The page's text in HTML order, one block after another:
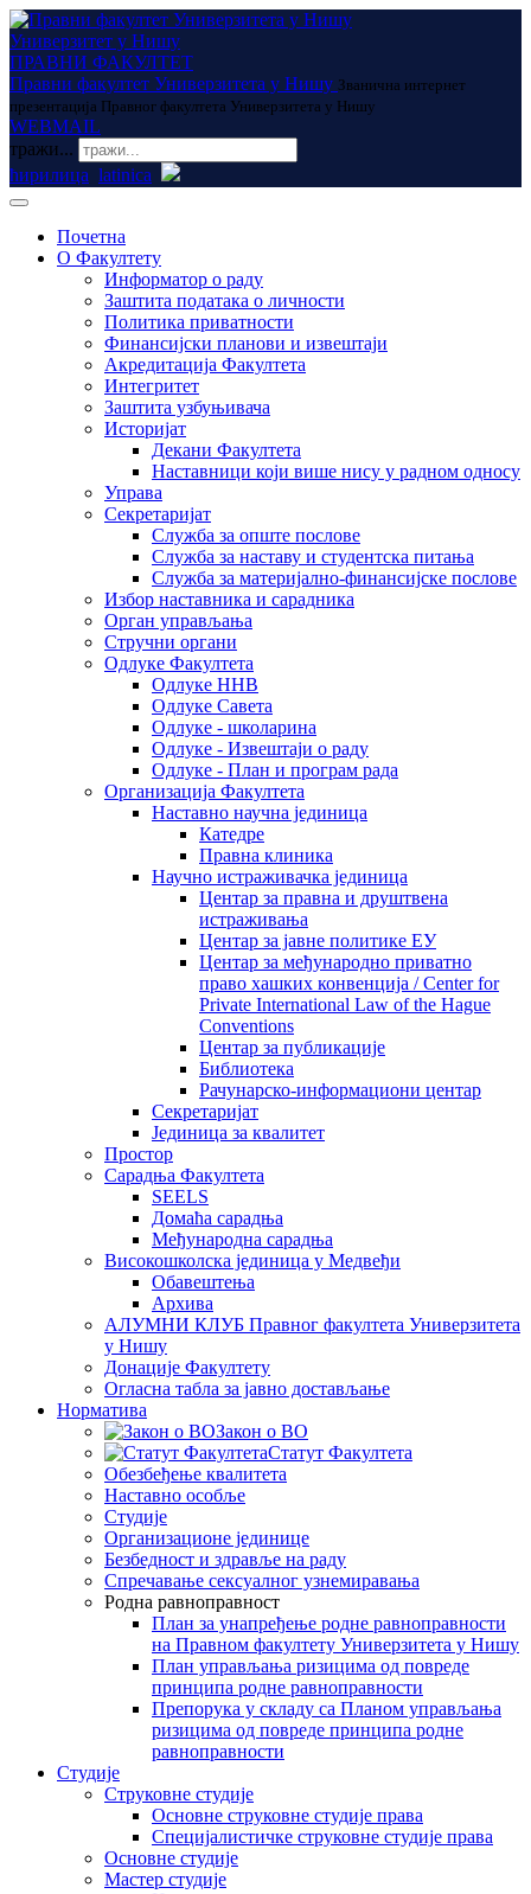
Универзитет у Нишу
ПРАВНИ ФАКУЛТЕТ
Правни факултет Универзитета у Нишу Званична интернет
презентација Правног факултета Универзитета у Нишу
WEBMAIL
тражи...
ћирилица latinica
Почетна
О Факултету
Информатор о раду
Заштита података о личности
Политика приватности
Финансијски планови и извештаји
Акредитација Факултета
Интегритет
Заштита узбуњивача
Историјат
Декани Факултета
Наставници који више нису у радном односу
Управа
Секретаријат
Служба за опште послове
Служба за наставу и студентска питања
Служба за материјално-финансијске послове
Избор наставника и сарадника
Oрган управљања
Стручни органи
Одлуке Факултета
Одлуке ННВ
Одлуке Савета
Одлуке - школарина
Одлуке - Извештаји о раду
Одлуке - План и програм рада
Организација Факултета
Наставно научна јединица
Катедре
Правна клиника
Научно истраживачка јединица
Центар за правна и друштвена
истраживања
Центар за јавне политике ЕУ
Центар за међународно приватно
право хашких конвенција / Center for
Private International Law of the Hague
Conventions
Центар за публикације
Библиотека
Рачунарско-информациони центар
Секретаријат
Јединица за квалитет
Простор
Сарадња Факултета
SEELS
Домаћа сарадња
Међународна сарадња
Високошколска јединица у Медвеђи
Обавештења
Архива
АЛУМНИ КЛУБ Правног факултета Универзитета
у Нишу
Донације Факултету
Огласна табла за јавно достављање
Норматива
Закон о ВО
Статут Факултета
Обезбеђење квалитета
Наставно особље
Студије
Организационе јединице
Безбедност и здравље на раду
Спречавање сексуалног узнемиравања
Родна равноправност
План за унапређење родне равноправности
на Правном факултету Универзитета у Нишу
План управљања ризицима од повреде
принципа родне равноправности
Препорука у складу са Планом управљања
ризицима од повреде принципа родне
равноправности
Студије
Струковне студије
Основне струковне студије права
Специјалистичке струковне студије права
Основне студије
Мастер студије